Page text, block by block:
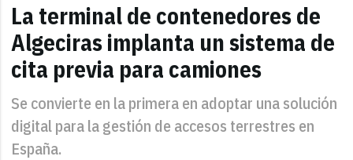
La terminal de contenedores de
Algeciras implanta un sistema de
cita previa para camiones
Se convierte en la primera en adoptar una solución
digital para la gestión de accesos terrestres en
España.